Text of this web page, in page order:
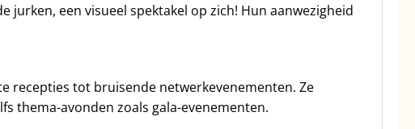
jurken, een visueel spektakel op zich! Hun aanwezigheid
recepties tot bruisende netwerkevenementen. Ze
thema-avonden zoals gala-evenementen.